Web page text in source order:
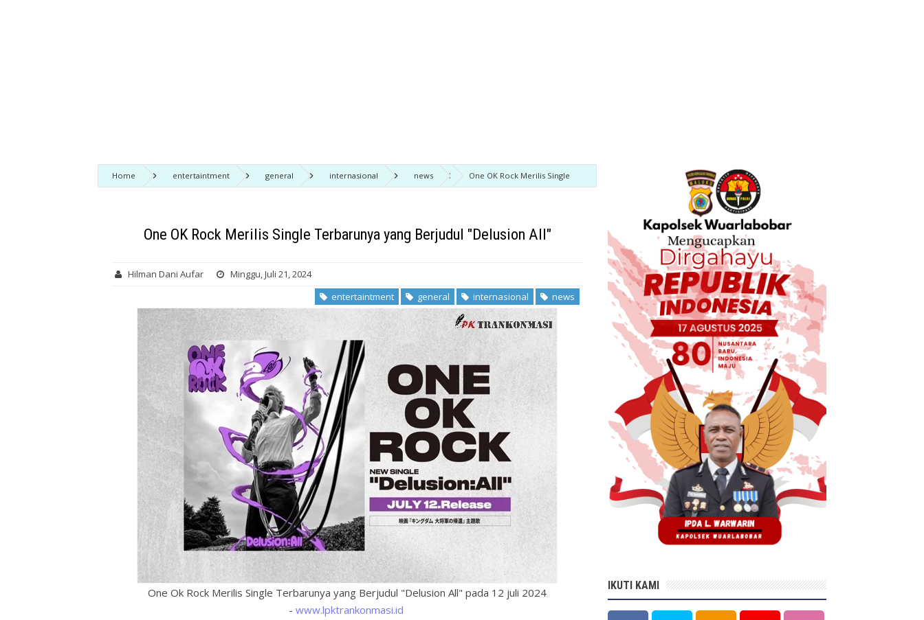
Home entertaintment general internasional news
One OK Rock Merilis Single
Terbarunya yang Berjudul "Delusion All"
One OK Rock Merilis Single Terbarunya yang Berjudul "Delusion All"
Hilman Dani Aufar
Minggu, Juli 21, 2024
entertaintment
general internasional news
One Ok Rock Merilis Single Terbarunya yang Berjudul "Delusion All" pada 12 juli 2024
- www.lpktrankonmasi.id
IKUTI KAMI